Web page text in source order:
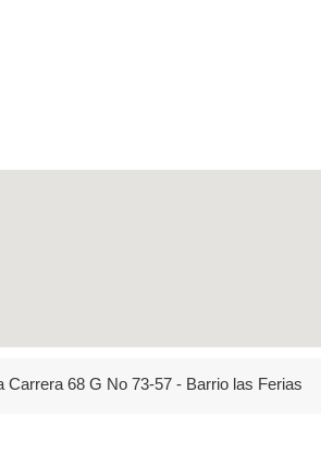
Carrera 68 G No 73-57 - Barrio las Ferias